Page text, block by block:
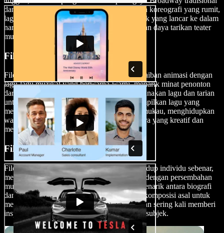
dan teater. Filem-filem ini sering menekankan koreografi yang rumit,
lagu yang mudah diingati, dan integrasi muzik yang lancar ke dalam
naratif, sekali gus menangkap keanggunan dan daya tarikan teater
muzikal klasik.
Filem Muzikal Animasi
Filem muzikal animasi menggabungkan keajaiban animasi dengan
lagu-lagu muzikal yang berwarna-warni, menarik minat penonton
dari semua peringkat umur. Filem ini menggunakan lagu dan tarian
untuk mengangkat penceritaan, kerap menampilkan lagu yang
melekat di minda dan babak visual yang memukau, menghidupkan
watak dan ekspresi muzik mereka dengan cara yang kreatif dan
mempesona.
Filem Muzikal Biografi
Filem muzikal biografi menceritakan kisah hidup individu sebenar,
menggabungkan perjalanan peribadi mereka dengan persembahan
muzikal. Filem ini menawarkan gabungan menarik antara biografi
dan muzik, menggunakan lagu popular atau komposisi asal untuk
menggambarkan emosi secara menyeluruh dan sering kali memberi
inspirasi melalui kehidupan serta pencapaian subjek.